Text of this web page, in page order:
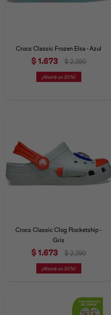
Crocs Classic Frozen Elsa - Azul
$1.673 $ 2.390
30
Crocs Classic Clog Rocketship -
Gris
$1.673 $ 2.390
30